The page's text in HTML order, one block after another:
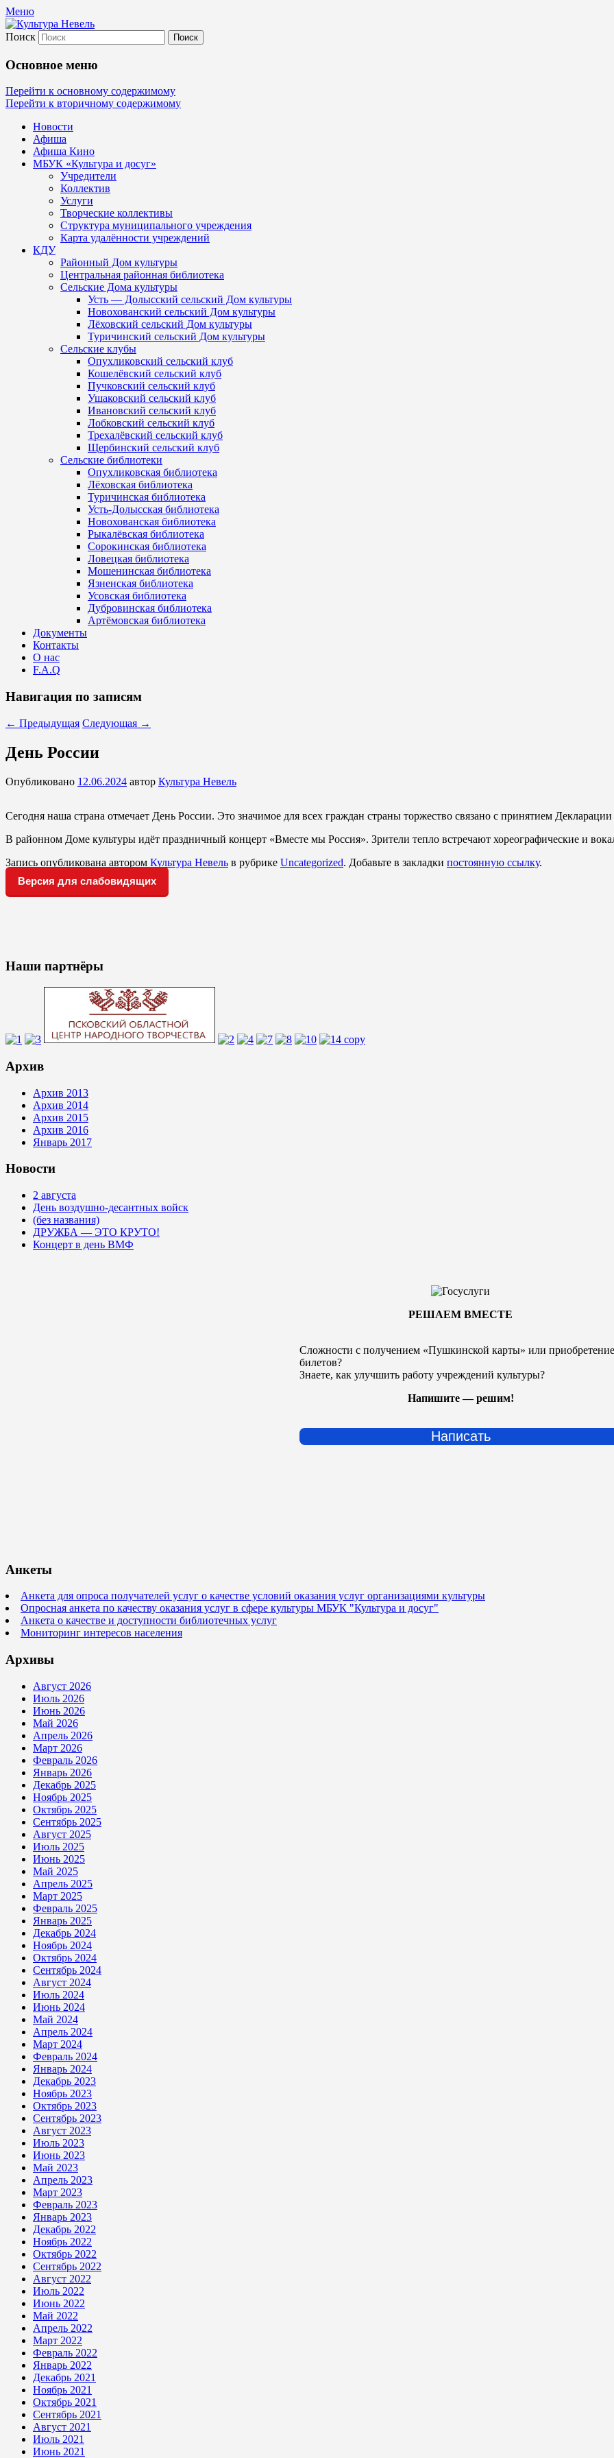
Меню
Культура Невель
МБУК Невельского района "Культура и досуг"
Поиск
Основное меню
Перейти к основному содержимому
Перейти к вторичному содержимому
Новости
Афиша
Афиша Кино
МБУК «Культура и досуг»
Учредители
Коллектив
Услуги
Творческие коллективы
Структура муниципального учреждения
Карта удалённости учреждений
КДУ
Районный Дом культуры
Центральная районная библиотека
Сельские Дома культуры
Усть — Долысский сельский Дом культуры
Новохованский сельский Дом культуры
Лёховский сельский Дом культуры
Туричинский сельский Дом культуры
Сельские клубы
Опухликовский сельский клуб
Кошелёвский сельский клуб
Пучковский сельский клуб
Ушаковский сельский клуб
Ивановский сельский клуб
Лобковский сельский клуб
Трехалёвский сельский клуб
Щербинский сельский клуб
Сельские библиотеки
Опухликовская библиотека
Лёховская библиотека
Туричинская библиотека
Усть-Долысская библиотека
Новохованская библиотека
Рыкалёвская библиотека
Сорокинская библиотека
Ловецкая библиотека
Мошенинская библиотека
Язненская библиотека
Усовская библиотека
Дубровинская библиотека
Артёмовская библиотека
Документы
Контакты
О нас
F.A.Q
Навигация по записям
← Предыдущая Следующая →
День России
Опубликовано 12.06.2024 автор Культура Невель
Сегодня наша страна отмечает День России. Это значимое для всех граждан страны торжество связано с принятием Декларации
В районном Доме культуры идёт праздничный концерт «Вместе мы Россия». Зрители тепло встречают хореографические и
Запись опубликована автором Культура Невель в рубрике Uncategorized. Добавьте в закладки постоянную ссылку.
Версия для слабовидящих
Наши партнёры
Архив
Архив 2013
Архив 2014
Архив 2015
Архив 2016
Январь 2017
Новости
2 августа
День воздушно-десантных войск
(без названия)
ДРУЖБА — ЭТО КРУТО!
Концерт в день ВМФ
РЕШАЕМ ВМЕСТЕ
Сложности с получением «Пушкинской карты» или
билетов?
Знаете, как улучшить работу учреждений культуры?
Напишите — решим!
Написать
Анкеты
Анкета для опроса получателей услуг о качестве условий оказания услуг организациями культуры
Опросная анкета по качеству оказания услуг в сфере культуры МБУК "Культура и досуг"
Анкета о качестве и доступности библиотечных услуг
Мониторинг интересов населения
Архивы
Август 2026
Июль 2026
Июнь 2026
Май 2026
Апрель 2026
Март 2026
Февраль 2026
Январь 2026
Декабрь 2025
Ноябрь 2025
Октябрь 2025
Сентябрь 2025
Август 2025
Июль 2025
Июнь 2025
Май 2025
Апрель 2025
Март 2025
Февраль 2025
Январь 2025
Декабрь 2024
Ноябрь 2024
Октябрь 2024
Сентябрь 2024
Август 2024
Июль 2024
Июнь 2024
Май 2024
Апрель 2024
Март 2024
Февраль 2024
Январь 2024
Декабрь 2023
Ноябрь 2023
Октябрь 2023
Сентябрь 2023
Август 2023
Июль 2023
Июнь 2023
Май 2023
Апрель 2023
Март 2023
Февраль 2023
Январь 2023
Декабрь 2022
Ноябрь 2022
Октябрь 2022
Сентябрь 2022
Август 2022
Июль 2022
Июнь 2022
Май 2022
Апрель 2022
Март 2022
Февраль 2022
Январь 2022
Декабрь 2021
Ноябрь 2021
Октябрь 2021
Сентябрь 2021
Август 2021
Июль 2021
Июнь 2021